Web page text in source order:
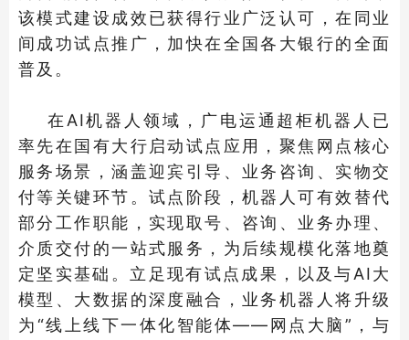
该模式建设成效已获得行业广泛认可，在同业
间成功试点推广，加快在全国各大银行的全面
普及。
在AI机器人领域，广电运通超柜机器人已
率先在国有大行启动试点应用，聚焦网点核心
服务场景，涵盖迎宾引导、业务咨询、实物交
付等关键环节。试点阶段，机器人可有效替代
部分工作职能，实现取号、咨询、业务办理、
介质交付的一站式服务，为后续规模化落地奠
定坚实基础。立足现有试点成果，以及与AI大
模型、大数据的深度融合，业务机器人将升级
为“线上线下一体化智能体——网点大脑”，与